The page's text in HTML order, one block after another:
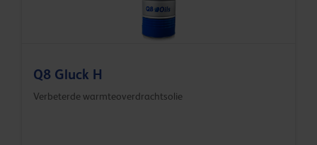
Q8 Gluck H
Verbeterde warmteoverdrachtsolie